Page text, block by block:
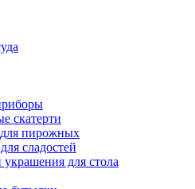
скатерти
пирожных
сладостей
украшения для стола